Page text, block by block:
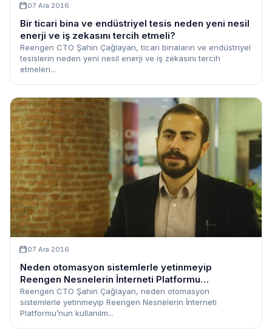
07 Ara 2016
Bir ticari bina ve endüstriyel tesis neden yeni nesil
enerji ve iş zekasını tercih etmeli?
Reengen CTO Şahin Çağlayan, ticari binaların ve endüstriyel
tesislerin neden yeni nesil enerji ve iş zekasını tercih
etmeleri...
07 Ara 2016
Neden otomasyon sistemlerle yetinmeyip
Reengen Nesnelerin İnterneti Platformu
kullanılmalı?
Reengen CTO Şahin Çağlayan, neden otomasyon
sistemlerle yetinmeyip Reengen Nesnelerin İnterneti
Platformu’nun kullanılm...